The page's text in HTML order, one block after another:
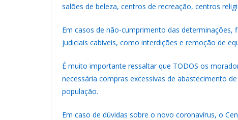
salões de beleza, centros de recreação, centros
Em casos de não-cumprimento das
judiciais cabíveis, como interdições e remoção de
É muito importante ressaltar que TODOS os
necessária compras excessivas de abastecimento
população.
Em caso de dúvidas sobre o novo coronavírus, o